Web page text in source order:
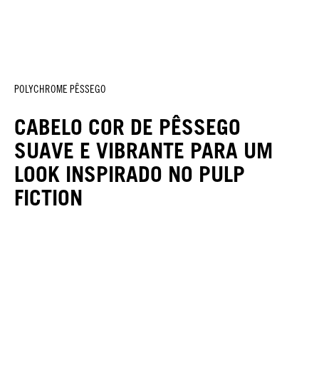
POLYCHROME PÊSSEGO
CABELO COR DE PÊSSEGO
SUAVE E VIBRANTE PARA UM
LOOK INSPIRADO NO PULP
FICTION